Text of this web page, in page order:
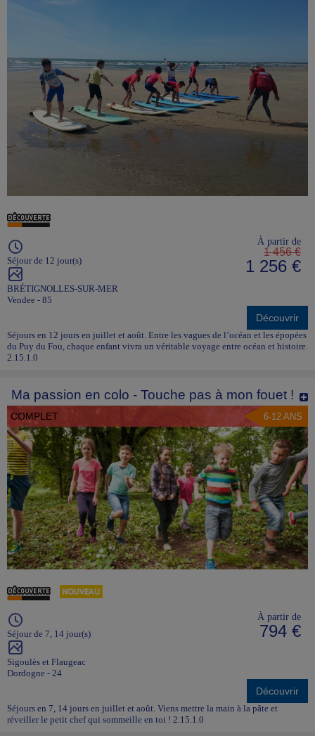
Séjour de 12 jour(s)
BRÉTIGNOLLES-SUR-MER
Vendee - 85
À partir de
1 456 €
1 256 €
Découvrir
Séjours en 12 jours en juillet et août. Entre les vagues de l’océan et les épopées
du Puy du Fou, chaque enfant vivra un véritable voyage entre océan et histoire.
2.15.1.0
Ma passion en colo - Touche pas à mon fouet !
COMPLET 6-12 ANS
Séjour de 7, 14 jour(s)
Sigoulès et Flaugeac
Dordogne - 24
À partir de
794 €
Découvrir
Séjours en 7, 14 jours en juillet et août. Viens mettre la main à la pâte et
réveiller le petit chef qui sommeille en toi ! 2.15.1.0